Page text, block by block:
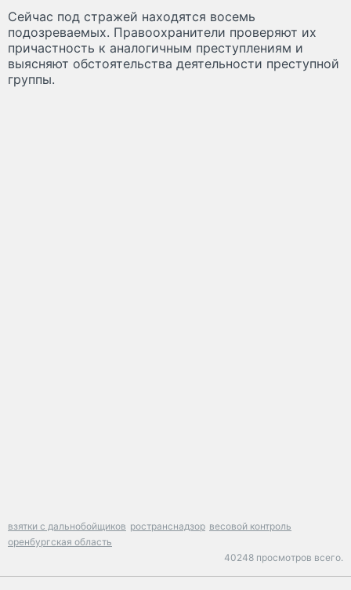
Сейчас под стражей находятся восемь
подозреваемых. Правоохранители проверяют их
причастность к аналогичным преступлениям и
выясняют обстоятельства деятельности преступной
группы.
взятки с дальнобойщиков ространснадзор весовой контроль
оренбургская область
40248 просмотров всего.